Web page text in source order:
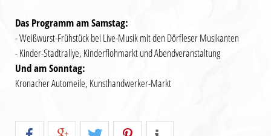
Das Programm am Samstag:
- Weißwurst-Frühstück bei Live-Musik mit den Dörfleser Musikanten
- Kinder-Stadtrallye, Kinderflohmarkt und Abendveranstaltung
Und am Sonntag:
Kronacher Automeile, Kunsthandwerker-Markt